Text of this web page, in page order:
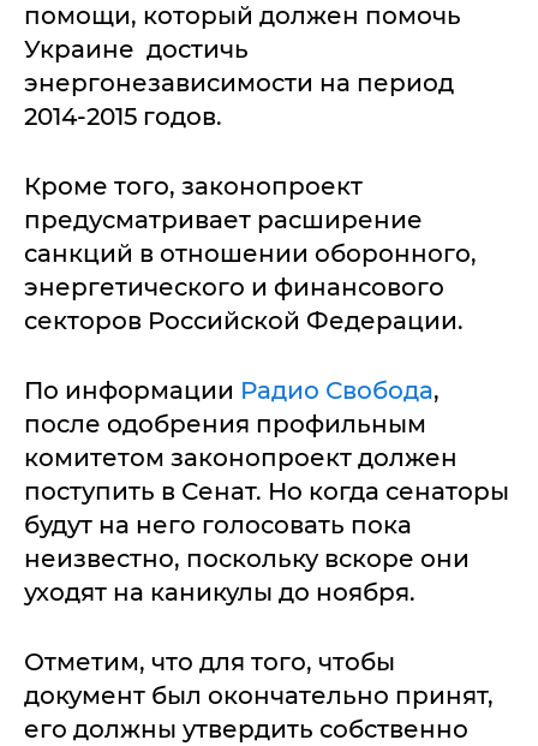
помощи, который должен помочь
Украине достичь
энергонезависимости на период
2014-2015 годов.
Кроме того, законопроект
предусматривает расширение
санкций в отношении оборонного,
энергетического и финансового
секторов Российской Федерации.
По информации Радио Свобода,
после одобрения профильным
комитетом законопроект должен
поступить в Сенат. Но когда сенаторы
будут на него голосовать пока
неизвестно, поскольку вскоре они
уходят на каникулы до ноября.
Отметим, что для того, чтобы
документ был окончательно принят,
его должны утвердить собственно